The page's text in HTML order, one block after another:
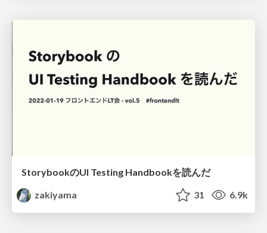
StorybookのUI Testing Handbookを読んだ
zakiyama
31 6.9k